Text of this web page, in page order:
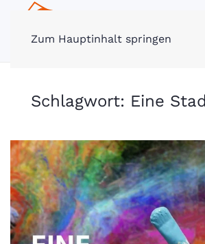
Zum Hauptinhalt springen
Schlagwort: Eine